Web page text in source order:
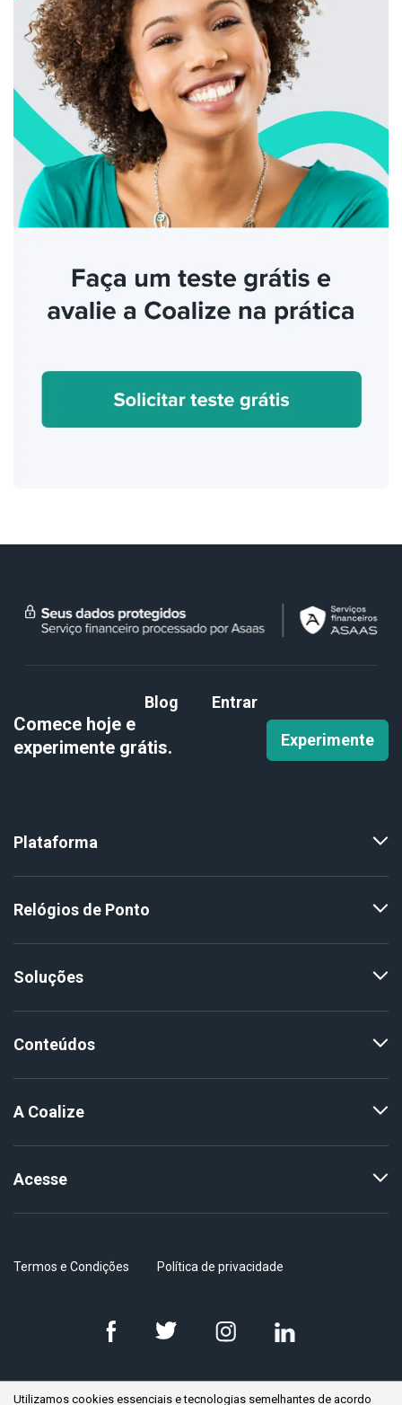
Blog Entrar
Comece hoje e
experimente grátis. Experimente
Plataforma
Relógios de Ponto
Soluções
Conteúdos
A Coalize
Acesse
Termos e Condições Política de privacidade
Utilizamos cookies essenciais e tecnologias semelhantes de acordo